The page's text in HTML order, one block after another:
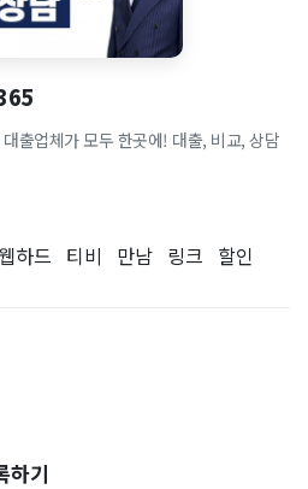
출업체가 모두 한곳에! 대출, 비교, 상담
웹하드 티비 만남 링크 할인
하기